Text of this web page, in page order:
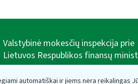
automatiškai ir jiems nėra reikalingas
Valstybinė mokesčių inspekcija prie
Lietuvos Respublikos finansų
adresas: Vasario 16-osios g. 14, 01107 Vilnius,